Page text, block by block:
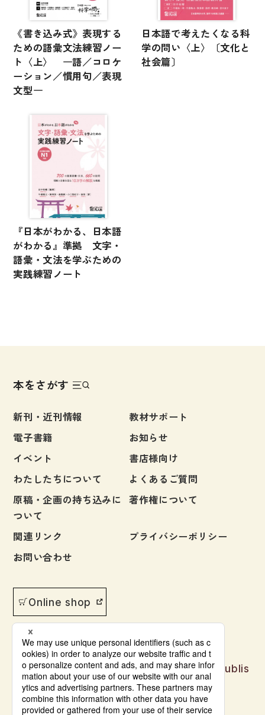
《書き込み式》表現する
ための語彙文法練習ノー
ト〈上〉 ―語／コロケ
ーション／慣用句／表現
文型―
日本語で考えたくなる科
学の問い〈上〉〔文化と
社会篇〕
『日本がわかる、日本語
がわかる』準拠 文字・
語彙・文法を学ぶための
実践練習ノート
本をさがす
新刊・近刊情報
教材サポート
電子書籍
お知らせ
イベント
書店様向け
わたしたちについて
よくあるご質問
原稿・企画の持ち込みに
ついて
著作権について
関連リンク
プライバシーポリシー
お問い合わせ
Online shop
Japanese language learning materials publis
hed by Bonjinsha
© Bonjinsha Co., LTD. All Rights Reserved.